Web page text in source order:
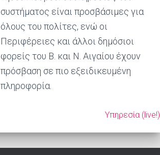
συστήματος είναι προσβάσιμες για
όλους του πολίτες, ενώ οι
Περιφέρειες και άλλοι δημόσιοι
φορείς του Β. και Ν. Αιγαίου έχουν
πρόσβαση σε πιο εξειδικευμένη
πληροφορία.
Υπηρεσία (live!)